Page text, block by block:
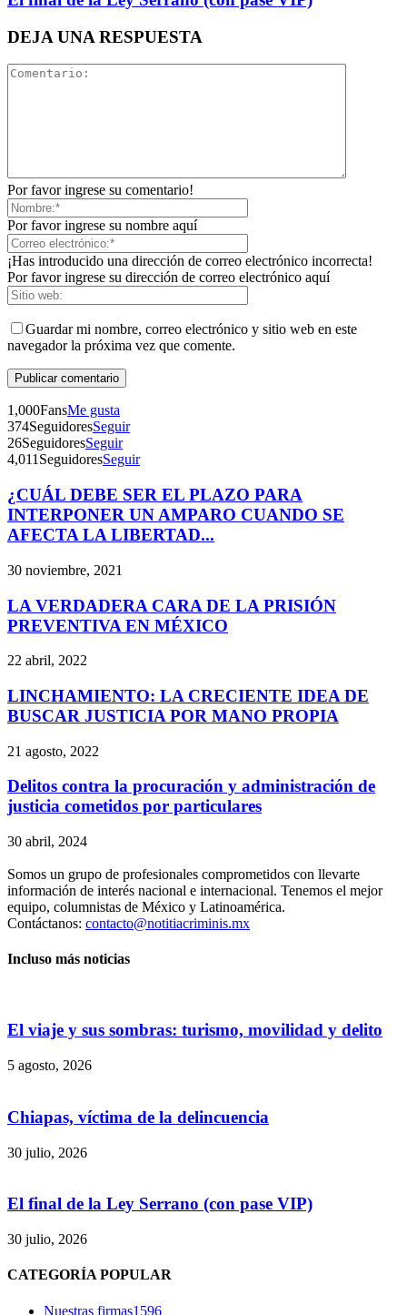
Linkedin
Telegram
DEJA UNA RESPUESTA
Por favor ingrese su comentario!
Por favor ingrese su nombre aquí
¡Has introducido una dirección de correo electrónico incorrecta!
Por favor ingrese su dirección de correo electrónico aquí
Guardar mi nombre, correo electrónico y sitio web en este
navegador la próxima vez que comente.
1,000FansMe gusta
374SeguidoresSeguir
26SeguidoresSeguir
4,011 SeguidoresSeguir
¿CUÁL DEBE SER EL PLAZO PARA
INTERPONER UN AMPARO CUANDO SE
AFECTA LA LIBERTAD...
30 noviembre, 2021
LA VERDADERA CARA DE LA PRISIÓN
PREVENTIVA EN MÉXICO
22 abril, 2022
LINCHAMIENTO: LA CRECIENTE IDEA DE
BUSCAR JUSTICIA POR MANO PROPIA
21 agosto, 2022
Delitos contra la procuración y administración de
justicia cometidos por particulares
30 abril, 2024
Somos un grupo de profesionales comprometidos con llevarte
información de interés nacional e internacional. Tenemos el mejor
equipo, columnistas de México y Latinoamérica.
Contáctanos: contacto@notitiacriminis.mx
Incluso más noticias
El viaje y sus sombras: turismo, movilidad y delito
5 agosto, 2026
Chiapas, víctima de la delincuencia
30 julio, 2026
El final de la Ley Serrano (con pase VIP)
30 julio, 2026
CATEGORÍA POPULAR
Nuestras firmas1596